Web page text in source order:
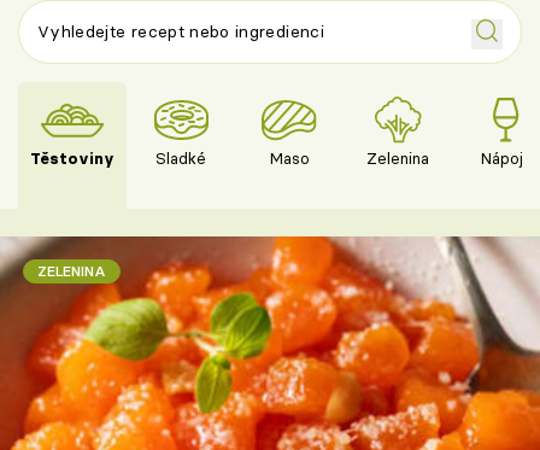
Těstoviny Sladké Maso Zelenina Nápoje
ZELENINA